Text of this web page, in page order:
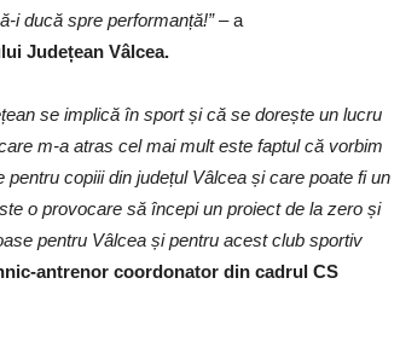
i ducă spre performanță!”– a
Județean Vâlcea.
se implică în sport și că se dorește un lucru
m-a atras cel mai mult este faptul că vorbim
copiii din județul Vâlcea și care poate fi un
o provocare să începi un proiect de la zero și
pentru Vâlcea și pentru acest club sportiv
antrenor coordonator din cadrul CS